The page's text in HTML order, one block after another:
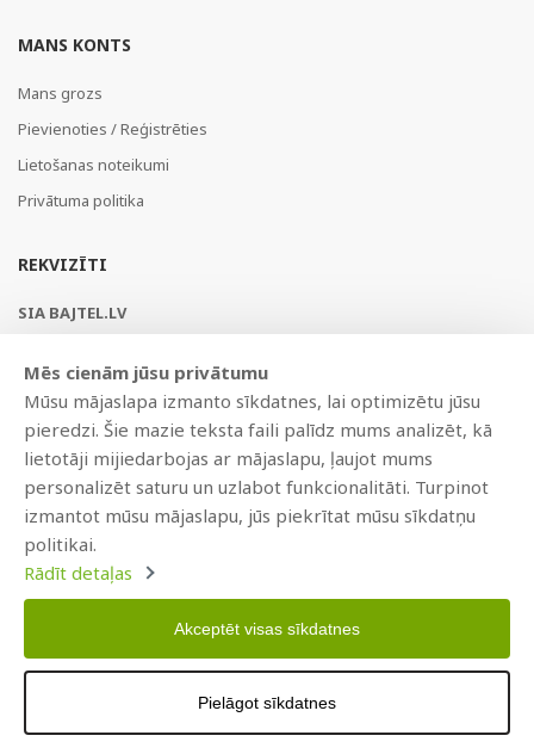
MANS KONTS
Mans grozs
Pievienoties / Reģistrēties
Lietošanas noteikumi
Privātuma politika
REKVIZĪTI
SIA BAJTEL.LV
Brīvības gatve 214b, Rīga, LV-1039, Latvija
AS Swedbank, HABALV22
LV53HABA0551019240274
Izstrādāts
Mēs cienām jūsu privātumu
Mūsu mājaslapa izmanto sīkdatnes, lai optimizētu jūsu
pieredzi. Šie mazie teksta faili palīdz mums analizēt, kā
lietotāji mijiedarbojas ar mājaslapu, ļaujot mums
personalizēt saturu un uzlabot funkcionalitāti. Turpinot
izmantot mūsu mājaslapu, jūs piekrītat mūsu sīkdatņu
politikai.
Rādīt detaļas
Akceptēt visas sīkdatnes
Pielāgot sīkdatnes